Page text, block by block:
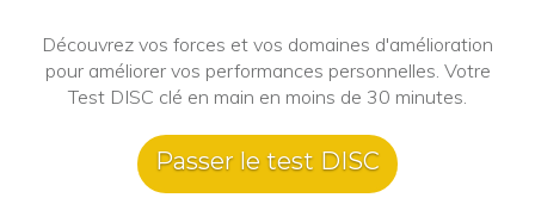
Découvrez vos forces et vos domaines d'amélioration
pour améliorer vos performances personnelles. Votre
Test DISC clé en main en moins de 30 minutes.
Passer le test DISC